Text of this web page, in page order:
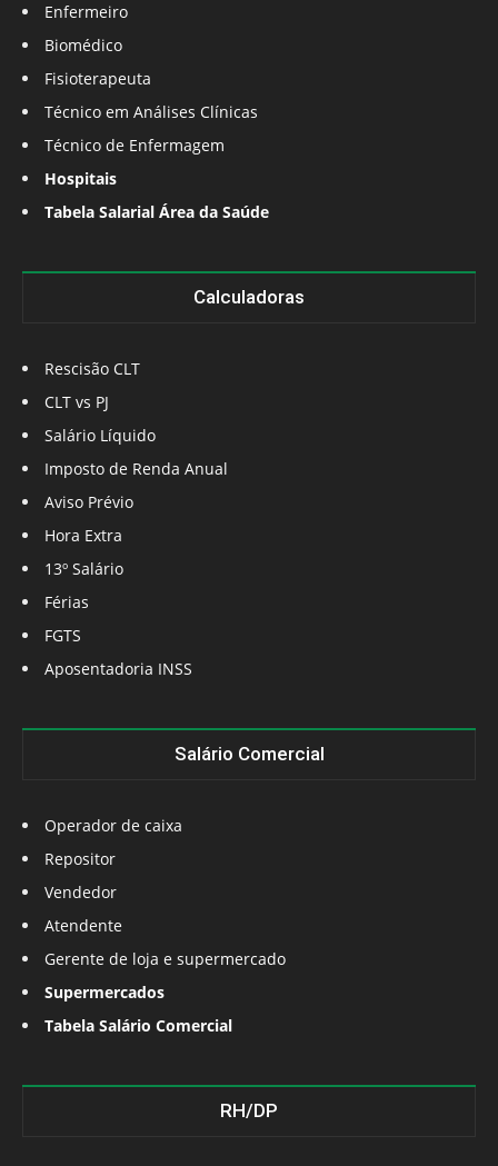
Enfermeiro
Biomédico
Fisioterapeuta
Técnico em Análises Clínicas
Técnico de Enfermagem
Hospitais
Tabela Salarial Área da Saúde
Calculadoras
Rescisão CLT
CLT vs PJ
Salário Líquido
Imposto de Renda Anual
Aviso Prévio
Hora Extra
13º Salário
Férias
FGTS
Aposentadoria INSS
Salário Comercial
Operador de caixa
Repositor
Vendedor
Atendente
Gerente de loja e supermercado
Supermercados
Tabela Salário Comercial
RH/DP